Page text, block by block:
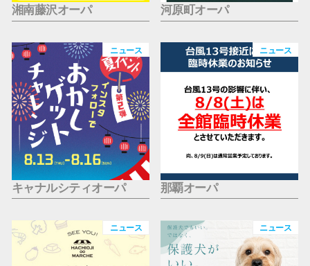
湘南藤沢オーパ 河原町オーパ
ニュース
キャナルシティオーパ
ニュース
那覇オーパ
ニュース ニュース